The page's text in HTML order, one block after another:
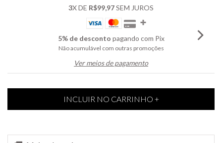
3X DE R$99,97SEM JUROS
5% de desconto pagando com Pix
Não acumulável com outras promoções
Ver meios de pagamento